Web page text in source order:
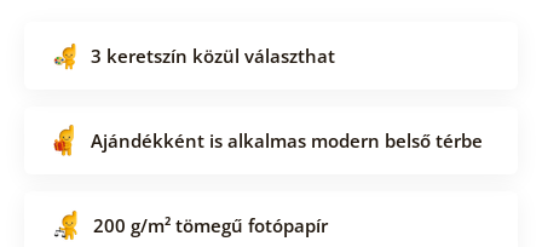
3 keretszín közül választhat
Ajándékként is alkalmas modern belső térbe
200 g/m² tömegű fotópapír